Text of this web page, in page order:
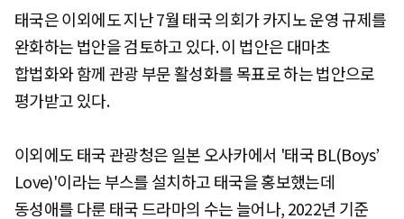
태국은 이외에도 지난 7월 태국 의회가 카지노 운영 규제를
완화하는 법안을 검토하고 있다. 이 법안은 대마초
합법화와 함께 관광 부문 활성화를 목표로 하는 법안으로
평가받고 있다.
이외에도 태국 관광청은 일본 오사카에서 '태국 BL(Boys’
Love)'이라는 부스를 설치하고 태국을 홍보했는데
동성애를 다룬 태국 드라마의 수는 늘어나, 2022년 기준